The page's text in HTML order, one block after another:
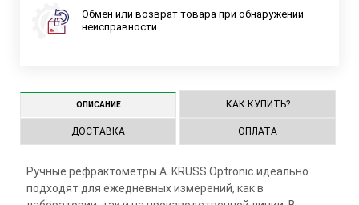
Обмен или возврат товара при обнаружении
неисправности
ОПИСАНИЕ КАК КУПИТЬ?
ДОСТАВКА ОПЛАТА
Ручные рефрактометры A. KRUSS Optronic идеально
подходят для ежедневных измерений, как в